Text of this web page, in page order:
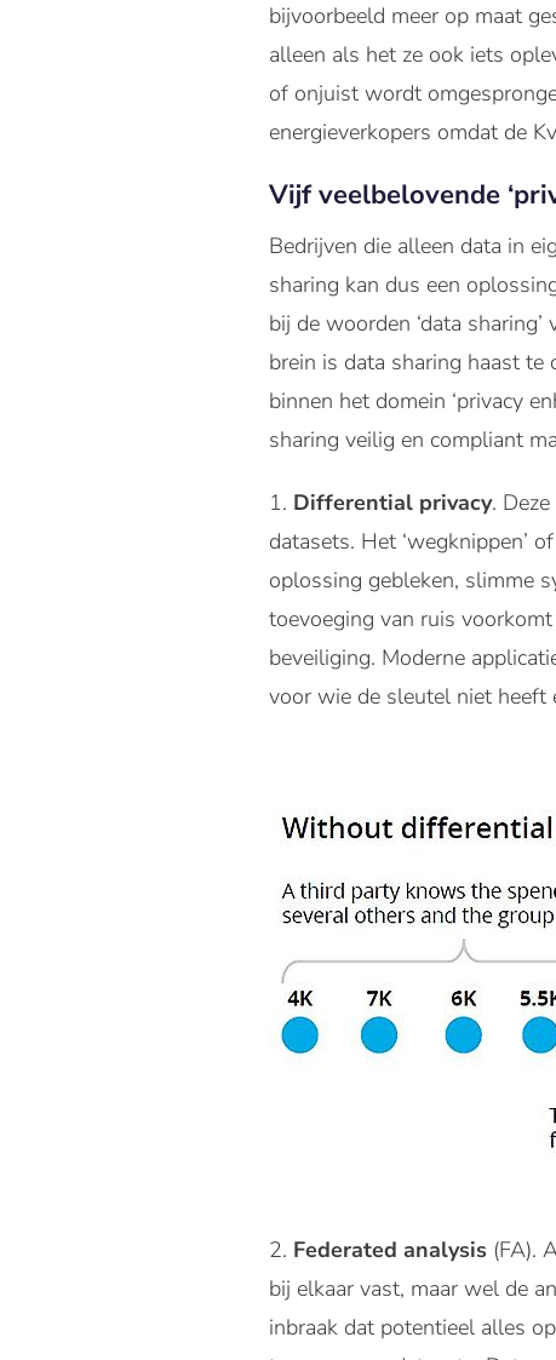
bijvoorbeeld meer op maat
alleen als het ze ook iets
of onjuist wordt
energieverkopers omdat de
Vijf veelbelovende
Bedrijven die alleen data in
sharing kan dus een
bij de woorden ‘data
brein is data sharing haast
binnen het domein ‘privacy
sharing veilig en compliant
Differential privacy.
datasets. Het ‘wegknippen’
oplossing gebleken, slimme
toevoeging van ruis
beveiliging. Moderne
voor wie de sleutel niet heeft
Federated analysis (FA).
bij elkaar vast, maar wel de
inbraak dat potentieel alles